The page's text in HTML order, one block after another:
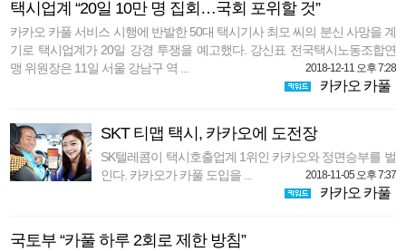
택시업계 “20일 10만 명 집회…국회 포위할 것”
카카오 카풀 서비스 시행에 반발한 50대 택시기사 최모 씨의 분신 사망을 계
기로 택시업계가 20일 강경 투쟁을 예고했다. 강신표 전국택시노동조합연
맹 위원장은 11일 서울 강남구 역 ...
2018-12-11 오후 7:28
카카오 카풀
SKT 티맵 택시, 카카오에 도전장
SK텔레콤이 택시호출업계 1위인 카카오와 정면승부를 벌
인다. 카카오가 카풀 도입을 ...
2018-11-05 오후 7:37
카카오 카풀
국토부 “카풀 하루 2회로 제한 방침”